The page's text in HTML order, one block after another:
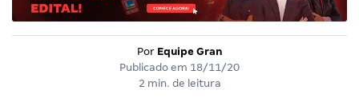
Por Equipe Gran
Publicado em 18/11/20
2 min. de leitura